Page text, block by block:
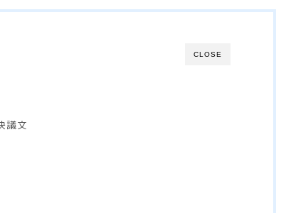
CLOSE
議文